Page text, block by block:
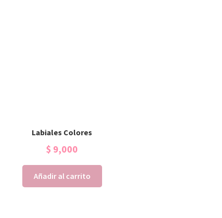
Labiales Colores
$ 9,000
Añadir al carrito